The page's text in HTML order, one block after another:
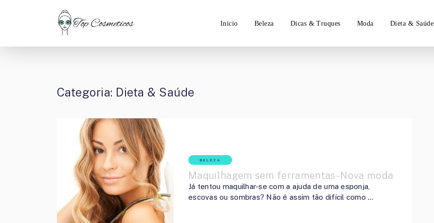
Início Beleza Dicas & Truques Moda Dieta & Saúde
Categoria: Dieta & Saúde
BELEZA
Maquilhagem sem ferramentas- Nova moda
Já tentou maquilhar-se com a ajuda de uma esponja,
escovas ou sombras? Não é assim tão difícil como …